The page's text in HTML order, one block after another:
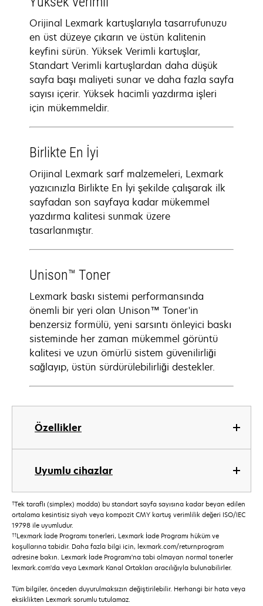
Özellikler
Uyumlu cihazlar
Orijinal Lexmark kartuşlarıyla tasarrufunuzu
en üst düzeye çıkarın ve üstün kalitenin
keyfini sürün. Yüksek Verimli kartuşlar,
Standart Verimli kartuşlardan daha düşük
sayfa başı maliyeti sunar ve daha fazla sayfa
sayısı içerir. Yüksek hacimli yazdırma işleri
için mükemmeldir.
Birlikte En İyi
Orijinal Lexmark sarf malzemeleri, Lexmark
yazıcınızla Birlikte En İyi şekilde çalışarak ilk
sayfadan son sayfaya kadar mükemmel
yazdırma kalitesi sunmak üzere
tasarlanmıştır.
Unison™ Toner
Lexmark baskı sistemi performansında
önemli bir yeri olan Unison™ Toner'in
benzersiz formülü, yeni sarsıntı önleyici baskı
sisteminde her zaman mükemmel görüntü
kalitesi ve uzun ömürlü sistem güvenilirliği
sağlayıp, üstün sürdürülebilirliği destekler.
†Tek taraflı (simplex) modda) bu standart sayfa sayısına kadar beyan edilen
ortalama kesintisiz siyah veya kompozit CMY kartuş verimlilik değeri ISO/IEC
19798 ile uyumludur.
††Lexmark İade Programı tonerleri, Lexmark İade Programı hüküm ve
koşullarına tabidir. Daha fazla bilgi için, lexmark.com/returnprogram
adresine bakın. Lexmark İade Programı'na tabi olmayan normal tonerler
lexmark.com'da veya Lexmark Kanal Ortakları aracılığıyla bulunabilirler.
Tüm bilgiler, önceden duyurulmaksızın değiştirilebilir. Herhangi bir hata veya
eksiklikten Lexmark sorumlu tutulamaz.